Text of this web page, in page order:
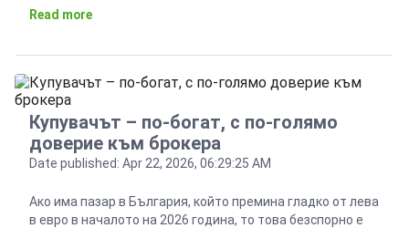
стъклена фасада, гледаше си кокошчици в двора и се
Read more
Купувачът – по-богат, с по-голямо
доверие към брокера
Date published: Apr 22, 2026, 06:29:25 AM
Ако има пазар в България, който премина гладко от лева
в евро в началото на 2026 година, то това безспорно е